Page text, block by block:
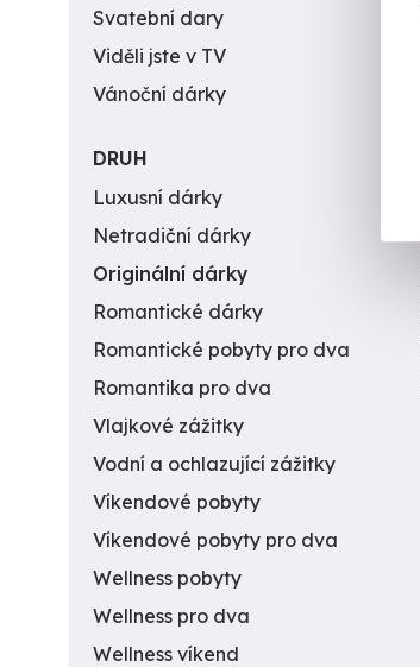
Svatební dary
Viděli jste v TV
Vánoční dárky
DRUH
Luxusní dárky
Netradiční dárky
Originální dárky
Romantické dárky
Romantické pobyty pro dva
Romantika pro dva
Vlajkové zážitky
Vodní a ochlazující zážitky
Víkendové pobyty
Víkendové pobyty pro dva
Wellness pobyty
Wellness pro dva
Wellness víkend